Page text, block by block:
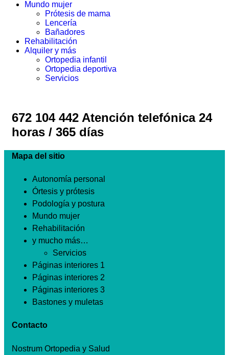
Mundo mujer
Prótesis de mama
Lencería
Bañadores
Rehabilitación
Alquiler y más
Ortopedia infantil
Ortopedia deportiva
Servicios
672 104 442 Atención telefónica 24
horas / 365 días
Mapa del sitio
Autonomía personal
Órtesis y prótesis
Podología y postura
Mundo mujer
Rehabilitación
y mucho más…
Servicios
Páginas interiores 1
Páginas interiores 2
Páginas interiores 3
Bastones y muletas
Contacto
Nostrum Ortopedia y Salud